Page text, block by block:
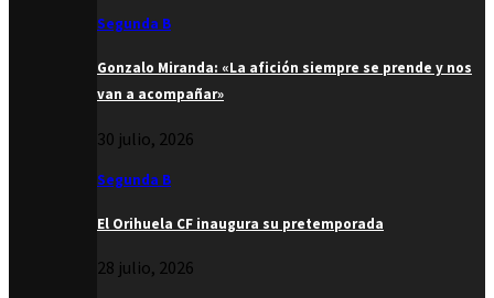
Segunda B
Gonzalo Miranda: «La afición siempre se prende y nos
van a acompañar»
30 julio, 2026
Segunda B
El Orihuela CF inaugura su pretemporada
28 julio, 2026